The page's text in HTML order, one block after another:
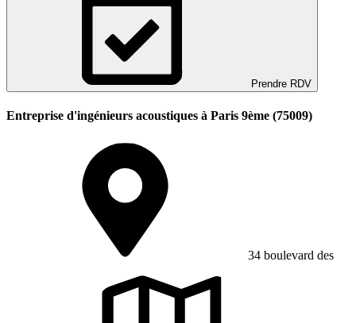
Prendre RDV
Entreprise d'ingénieurs acoustiques à Paris 9ème (75009)
34 boulevard des